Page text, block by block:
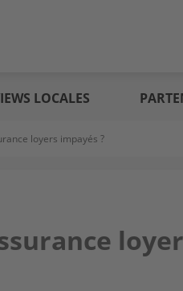
LOCALES
loyers impayés ?